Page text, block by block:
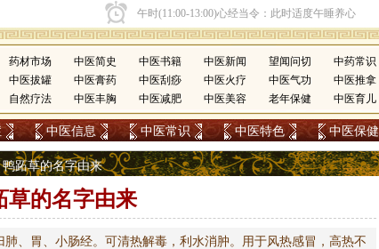
药材市场 中医简史 中医书籍 中医新闻 望闻问切 中药常识
中医拔罐 中医膏药 中医刮痧 中医火疗 中医气功 中医推拿
自然疗法 中医丰胸 中医减肥 中医美容 老年保健 中医育儿
中医信息 中医常识 中医特色 中医保健
跖草的名字由来
草的名字由来
、胃、小肠经。可清热解毒，利水消肿。用于风热感冒，高热不